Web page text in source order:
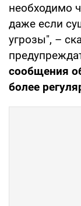
необходимо
даже если
угрозы", –
сообщения
более